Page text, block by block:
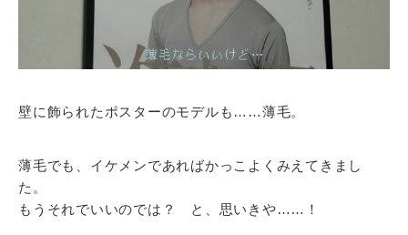
壁に飾られたポスターのモデルも……薄毛。
薄毛でも、イケメンであればかっこよくみえてきまし
た。
もうそれでいいのでは？ と、思いきや……！